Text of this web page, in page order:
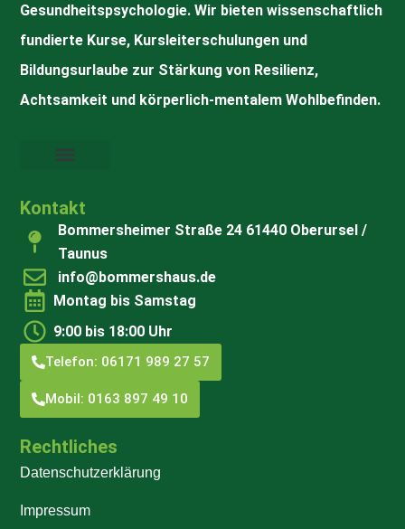
Gesundheitspsychologie. Wir bieten wissenschaftlich
fundierte Kurse, Kursleiterschulungen und
Bildungsurlaube zur Stärkung von Resilienz,
Achtsamkeit und körperlich-mentalem Wohlbefinden.
Rechtliches
Datenschutzerklärung
Impressum
Kontakt
Bommersheimer Straße 24 61440 Oberursel /
Taunus
info@bommershaus.de
Montag bis Samstag
9:00 bis 18:00 Uhr
Telefon: 06171 989 27 57
Mobil: 0163 897 49 10